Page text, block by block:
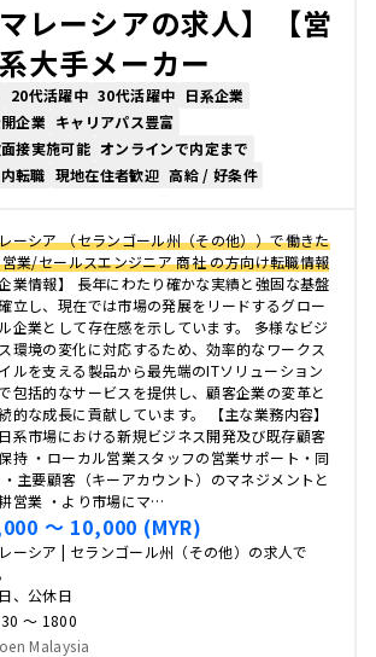
マレーシアの求人】【営
大手メーカー
20代活躍中 30代活躍中 日系企業
企業 キャリアパス豊富
接実施可能 オンラインで内定まで
転職 現地在住者歓迎 高給 / 好条件
ーシア （セランゴール州（その他））で働きた
業/セールスエンジニア 商社 の方向け転職情報
企業情報】 長年にわたり確かな実績と強固な基盤
立し、現在では市場の発展をリードするグロー
企業として存在感を示しています。 多様なビジ
環境の変化に対応するため、効率的なワークス
ルを支える製品から最先端のITソリューション
包括的なサービスを提供し、顧客企業の変革と
的な成長に貢献しています。 【主な業務内容】
系市場における新規ビジネス開発及び既存顧客
持 ・ローカル営業スタッフの営業サポート・同
主要顧客（キーアカウント）のマネジメントと
営業 ・より市場にマ…
〜 10,000 (MYR)
ーシア | セランゴール州（その他）の求人で
、公休日
〜 1800
Malaysia